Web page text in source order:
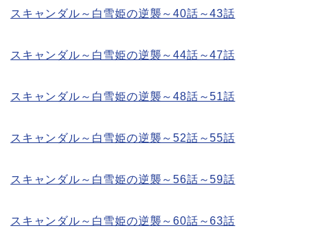
スキャンダル～白雪姫の逆襲～40話～43話
スキャンダル～白雪姫の逆襲～44話～47話
スキャンダル～白雪姫の逆襲～48話～51話
スキャンダル～白雪姫の逆襲～52話～55話
スキャンダル～白雪姫の逆襲～56話～59話
スキャンダル～白雪姫の逆襲～60話～63話